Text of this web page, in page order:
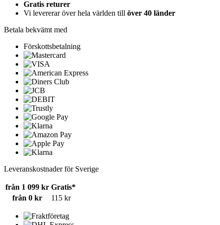
Gratis returer
Vi levererar över hela världen till över 40 länder
Betala bekvämt med
Förskottsbetalning
Leveranskostnader för Sverige
från 1 099 kr Gratis*
från 0 kr
115 kr